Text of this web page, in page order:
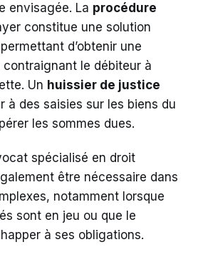
envisagée. La procédure
constitue une solution
d’obtenir une
le débiteur à
Un huissier de justice
à des saisies sur les biens du
les sommes dues.
spécialisé en droit
être nécessaire dans
notamment lorsque
sont en jeu ou que le
à ses obligations.